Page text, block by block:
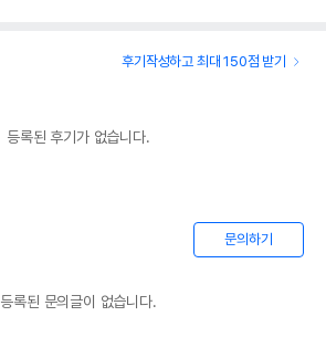
후기작성하고 최대 150점 받기
등록된 후기가 없습니다.
문의하기
등록된 문의글이 없습니다.